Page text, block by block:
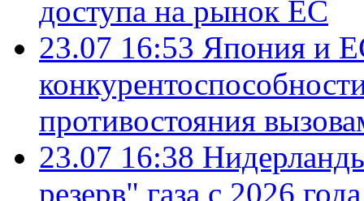
доступа на рынок ЕС
23.07 16:53 Япония и
противостояния
23.07 16:38
резерв" газа с 2026 года